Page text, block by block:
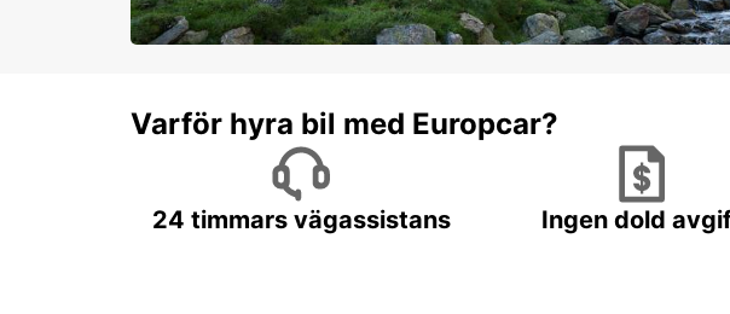
Varför hyra bil med Europcar?
24 timmars vägassistans Ingen dold